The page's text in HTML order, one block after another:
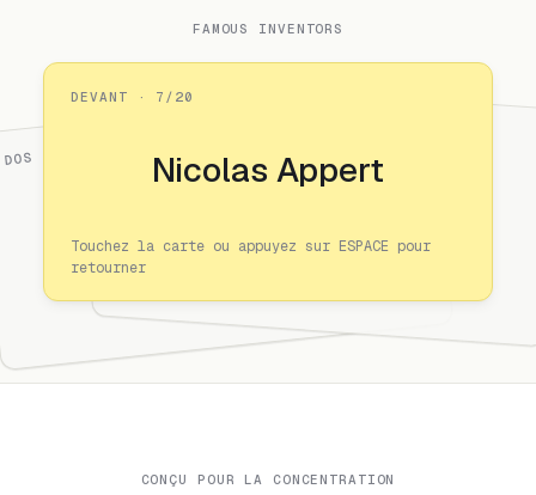
FAMOUS INVENTORS
DOS · 3/20
DEVANT · 7/20
Nicolas Appert
Touchez la carte ou appuyez sur ESPACE pour
retourner
CONÇU POUR LA CONCENTRATION